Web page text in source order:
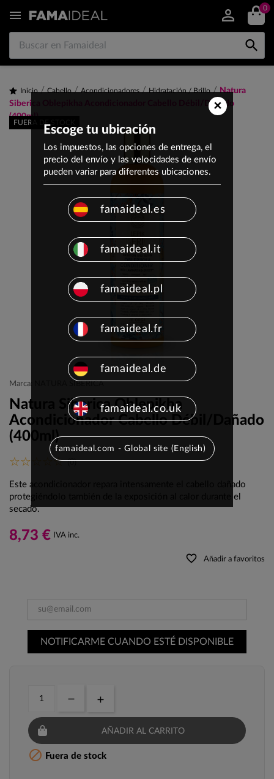
 0

FUERA DE STOCK
Inicio Cabello Acondicionadores Hidratación / Brillo
Natura
Siberica Oblepikha Acondicionador Cabello Débil/Dañado
(400ml)
Marca: NATURA SIBERICA
Natura Siberica Oblepikha
Acondicionador Cabello Débil/Dañado
(400ml)
(0)
Este acondicionador repara intensamente el cabello dañado
protegiéndolo también de la exposición al calor durante el
secado.
8,73 € IVA inc.
favorite_border Añadir a favoritos
NOTIFICARME CUANDO ESTÉ DISPONIBLE
AÑADIR AL CARRITO
 Fuera de stock
×
Escoge tu ubicación
Los impuestos, las opciones de entrega, el
precio del envío y las velocidades de envío
pueden variar para diferentes ubicaciones.
famaideal.es
famaideal.it
famaideal.pl
famaideal.fr
famaideal.de
famaideal.co.uk
famaideal.com - Global site (English)